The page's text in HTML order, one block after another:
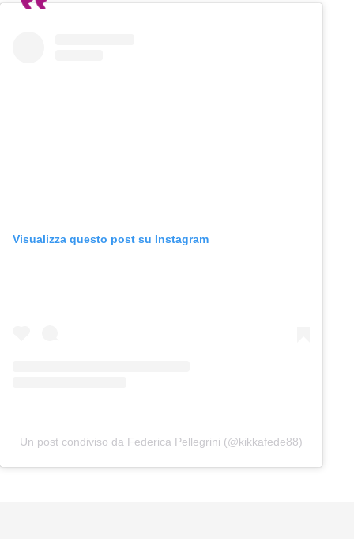
Visualizza questo post su Instagram
Un post condiviso da Federica Pellegrini (@kikkafede88)